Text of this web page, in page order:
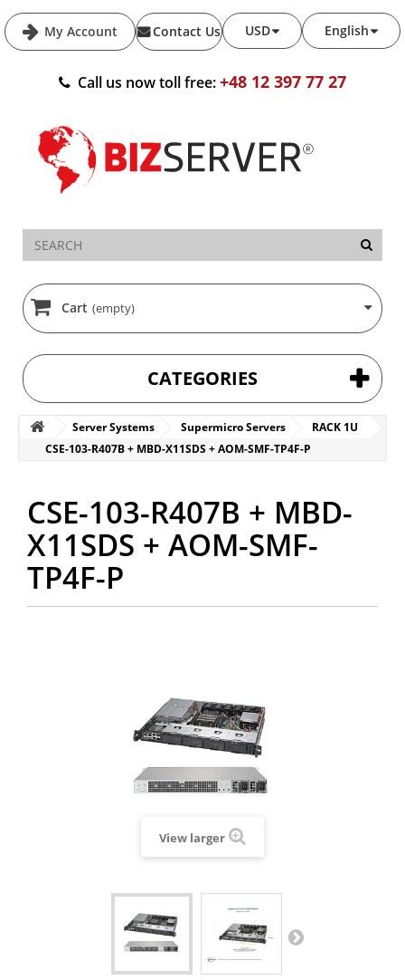
My Account English
USD
Contact Us
Call us now toll free:+48 12 397 77 27
Cart (empty)
CATEGORIES
Server Systems Supermicro Servers
RACK 1U
CSE-103-R407B + MBD-X11SDS + AOM-SMF-TP4F-P
CSE-103-R407B + MBD-
X11SDS + AOM-SMF-
TP4F-P
View larger